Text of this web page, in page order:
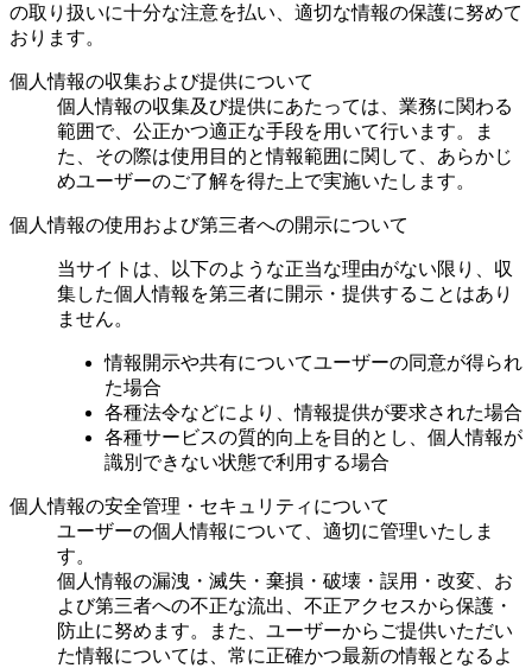
の取り扱いに十分な注意を払い、適切な情報の保護に努めて
おります。
個人情報の収集および提供について
個人情報の収集及び提供にあたっては、業務に関わる
範囲で、公正かつ適正な手段を用いて行います。ま
た、その際は使用目的と情報範囲に関して、あらかじ
めユーザーのご了解を得た上で実施いたします。
個人情報の使用および第三者への開示について
当サイトは、以下のような正当な理由がない限り、収
集した個人情報を第三者に開示・提供することはあり
ません。
情報開示や共有についてユーザーの同意が得られ
た場合
各種法令などにより、情報提供が要求された場合
各種サービスの質的向上を目的とし、個人情報が
識別できない状態で利用する場合
個人情報の安全管理・セキュリティについて
ユーザーの個人情報について、適切に管理いたしま
す。
個人情報の漏洩・滅失・棄損・破壊・誤用・改変、お
よび第三者への不正な流出、不正アクセスから保護・
防止に努めます。また、ユーザーからご提供いただい
た情報については、常に正確かつ最新の情報となるよ